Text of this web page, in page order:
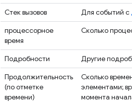
Стек вызовов
Для событий с
процессорное
время
Сколько
Подробности
Другие
Продолжительность
(по отметке
времени)
Сколько
элементами;
момента